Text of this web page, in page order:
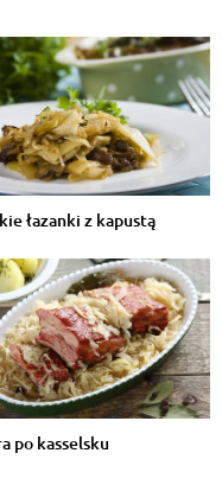
łazanki z kapustą
po kasselsku